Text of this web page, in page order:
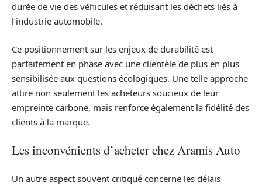
durée de vie des véhicules et réduisant les déchets liés à
l’industrie automobile.
Ce positionnement sur les enjeux de durabilité est
parfaitement en phase avec une clientèle de plus en plus
sensibilisée aux questions écologiques. Une telle approche
attire non seulement les acheteurs soucieux de leur
empreinte carbone, mais renforce également la fidélité des
clients à la marque.
Les inconvénients d’acheter chez Aramis Auto
Un autre aspect souvent critiqué concerne les délais